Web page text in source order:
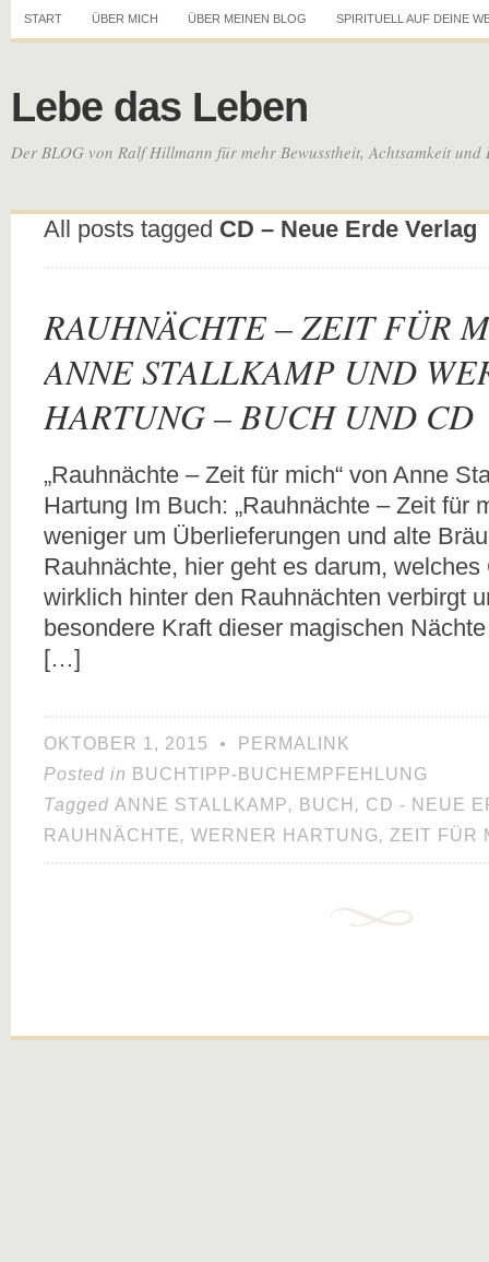
START ÜBER MICH ÜBER MEINEN BLOG SPIRITUELL AUF DEINE
Lebe das Leben
Der BLOG von Ralf Hillmann für mehr Bewusstheit, Achtsamkeit und
All posts tagged CD – Neue Erde Verlag
RAUHNÄCHTE – ZEIT FÜR
ANNE STALLKAMP UND
HARTUNG – BUCH UND CD
„Rauhnächte – Zeit für mich“ von Anne
Hartung Im Buch: „Rauhnächte – Zeit für
weniger um Überlieferungen und alte
Rauhnächte, hier geht es darum,
wirklich hinter den Rauhnächten verbirgt
besondere Kraft dieser magischen
[…]
OKTOBER 1, 2015 •
PERMALINK
Posted in BUCHTIPP-BUCHEMPFEHLUNG
Tagged ANNE STALLKAMP, BUCH , CD - NEUE
RAUHNÄCHTE, WERNER HARTUNG, ZEIT FÜR